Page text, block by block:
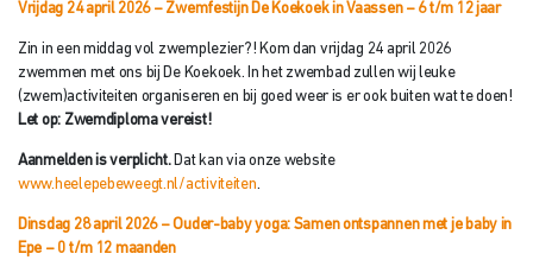
Vrijdag 24 april 2026 – Zwemfestijn De Koekoek in Vaassen –6 t/m 12 jaar
Zin in een middag vol zwemplezier?! Kom dan vrijdag 24 april 2026
zwemmen met ons bij De Koekoek. In het zwembad zullen wij leuke
(zwem)activiteiten organiseren en bij goed weer is er ook buiten wat te doen!
Let op: Zwemdiploma vereist!
Aanmelden is verplicht.Dat kan via onze website
www.heelepebeweegt.nl/activiteiten.
Dinsdag 28 april 2026 – Ouder-baby yoga: Samen ontspannen met je baby in
Epe – 0 t/m 12 maanden